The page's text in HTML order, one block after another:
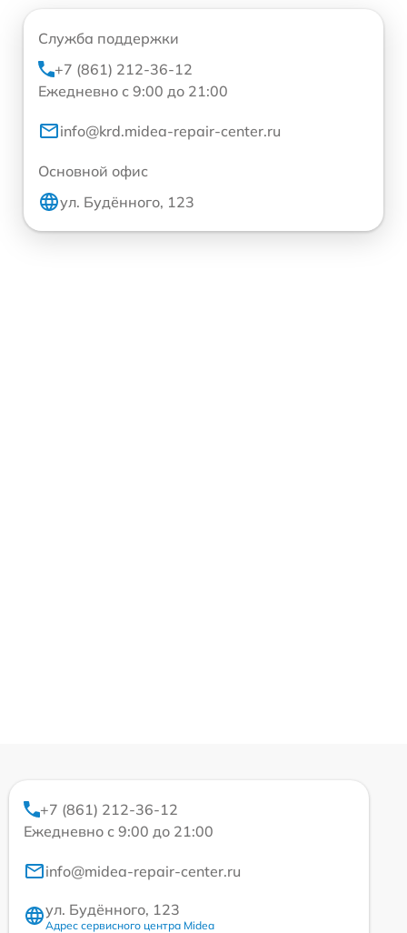
Служба поддержки
+7 (861) 212-36-12
Ежедневно с 9:00 до 21:00
info@krd.midea-repair-center.ru
Основной офис
ул. Будённого, 123
+7 (861) 212-36-12
Ежедневно с 9:00 до 21:00
info@midea-repair-center.ru
ул. Будённого, 123
Адрес сервисного центра Midea